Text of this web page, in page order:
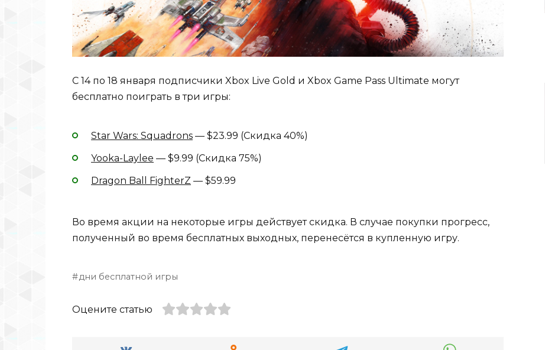
С 14 по 18 января подписчики Xbox Live Gold и Xbox Game Pass Ultimate могут
бесплатно поиграть в три игры:
Star Wars: Squadrons — $23.99 (Скидка 40%)
Yooka-Laylee — $9.99 (Скидка 75%)
Dragon Ball FighterZ — $59.99
Во время акции на некоторые игры действует скидка. В случае покупки прогресс,
полученный во время бесплатных выходных, перенесётся в купленную игру.
дни бесплатной игры
Оцените статью